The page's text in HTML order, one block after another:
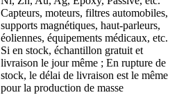
Capteurs, moteurs, filtres automobiles,
supports magnétiques, haut-parleurs,
éoliennes, équipements médicaux, etc.
Si en stock, échantillon gratuit et
livraison le jour même ; En rupture de
stock, le délai de livraison est le même
pour la production de masse